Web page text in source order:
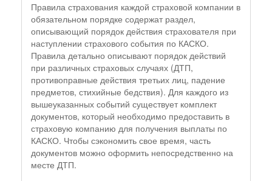
Правила страхования каждой страховой компании в
обязательном порядке содержат раздел,
описывающий порядок действия страхователя при
наступлении страхового события по КАСКО.
Правила детально описывают порядок действий
при различных страховых случаях (ДТП,
противоправные действия третьих лиц, падение
предметов, стихийные бедствия). Для каждого из
вышеуказанных событий существует комплект
документов, который необходимо предоставить в
страховую компанию для получения выплаты по
КАСКО. Чтобы сэкономить свое время, часть
документов можно оформить непосредственно на
месте ДТП.